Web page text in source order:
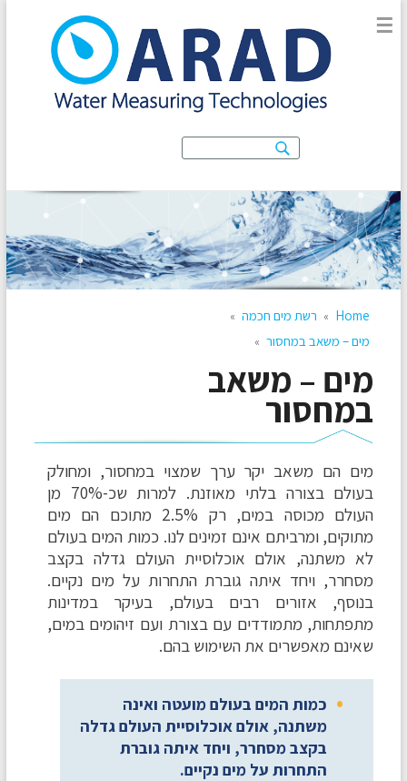
מוני מים חכמים
מספקים מידע נרחב על מוני המים החכמים, היתרונות לצרכן ולמשק
המים והשפעתם על הסביבה
☰
Home
» רשת מים חכמה »
מים – משאב במחסור »
מים – משאב
במחסור
מים הם משאב יקר ערך שמצוי במחסור, ומחולק
בעולם בצורה בלתי מאוזנת. למרות שכ-70% מן
העולם מכוסה במים, רק 2.5% מתוכם הם מים
מתוקים, ומרביתם אינם זמינים לנו. כמות המים בעולם
לא משתנה, אולם אוכלוסיית העולם גדלה בקצב
מסחרר, ויחד איתה גוברת התחרות על מים נקיים.
בנוסף, אזורים רבים בעולם, בעיקר במדינות
מתפתחות, מתמודדים עם בצורת ועם זיהומים במים,
שאינם מאפשרים את השימוש בהם.
כמות המים בעולם מועטה ואינה
משתנה, אולם אוכלוסיית העולם גדלה
בקצב מסחרר, ויחד איתה גוברת
התחרות על מים נקיים.